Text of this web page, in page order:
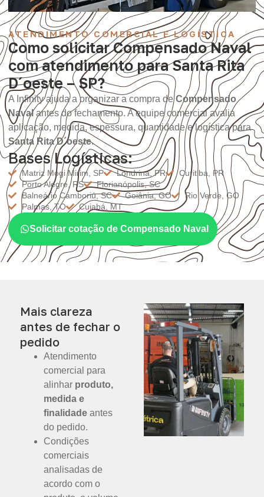
ATENDIMENTO COMERCIAL E LOGÍSTICA
Como solicitar Compensado Naval
com atendimento para Santa Rita
D´oeste – SP?
A Infinity ajuda a organizar a compra deCompensado
Navalantes do fechamento. A equipe comercial avalia
aplicação, medida, espessura, quantidade e logística para
Santa Rita D´oeste.
Bases Logísticas:
Matriz Mogi Mirim, SP Londrina, PR
Curitiba, PR
Porto Alegre, RS
Florianópolis, SC
Balneário Camboriú, SC
Goiânia, GO
Rio Verde, GO
Palmas, TO
Cuiabá, MT
Solicitar cotação de Compensado Naval
Mais clareza
antes de fechar o
pedido
Atendimento
comercial para
alinhar produto,
medida e
finalidade antes
do pedido.
Condições
comerciais
analisadas de
acordo com o